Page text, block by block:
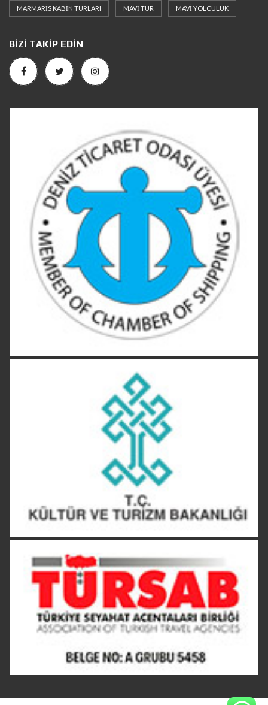
MARMARIS KABIN TURLARI MAVI TUR MAVI YOLCULUK
BIZI TAKIP EDIN